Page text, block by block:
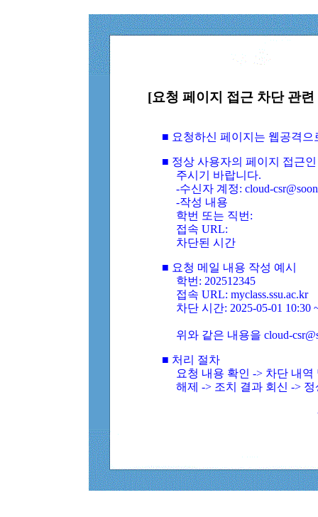
[요청 페이지 접근 차단 관
■ 요청하신 페이지는 웹공격
■ 정상 사용자의 페이지 접근
주시기 바랍니다.
-수신자 계정: cloud-
-작성 내용
학번 또는 직번:
접속 URL:
차단된 시간
■ 요청 메일 내용 작성 예시
학번: 202512345
접속 URL: myclass.ssu.ac.kr
차단 시간: 2025-05-01 10:30
위와 같은 내용을 cloud-
■ 처리 절차
요청 내용 확인 -> 차단 내
해제 -> 조치 결과 회신 ->